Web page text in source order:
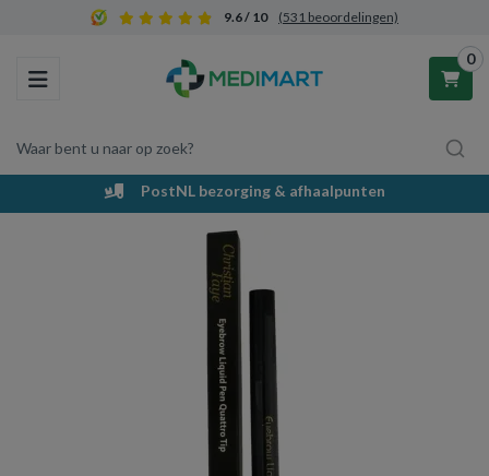
9.6 / 10 (531 beoordelingen)
Toggle navigation
Waar bent u naar op zoek?
0
Winkelwagen
Uw winkelwagen is leeg.
Vul hem met producten.
PostNL bezorging & afhaalpunten